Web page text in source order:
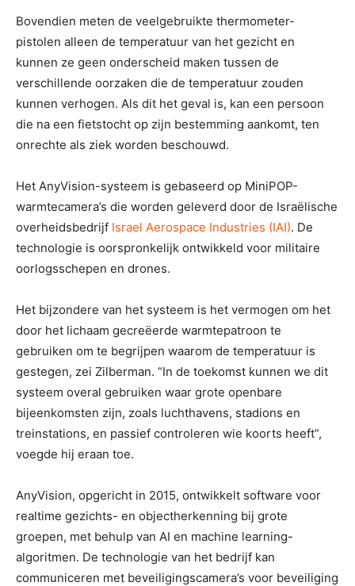
Bovendien meten de veelgebruikte thermometer-
pistolen alleen de temperatuur van het gezicht en
kunnen ze geen onderscheid maken tussen de
verschillende oorzaken die de temperatuur zouden
kunnen verhogen. Als dit het geval is, kan een persoon
die na een fietstocht op zijn bestemming aankomt, ten
onrechte als ziek worden beschouwd.
Het AnyVision-systeem is gebaseerd op MiniPOP-
warmtecamera’s die worden geleverd door de Israëlische
overheidsbedrijf Israel Aerospace Industries (IAI). De
technologie is oorspronkelijk ontwikkeld voor militaire
oorlogsschepen en drones.
Het bijzondere van het systeem is het vermogen om het
door het lichaam gecreëerde warmtepatroon te
gebruiken om te begrijpen waarom de temperatuur is
gestegen, zei Zilberman. “In de toekomst kunnen we dit
systeem overal gebruiken waar grote openbare
bijeenkomsten zijn, zoals luchthavens, stadions en
treinstations, en passief controleren wie koorts heeft”,
voegde hij eraan toe.
AnyVision, opgericht in 2015, ontwikkelt software voor
realtime gezichts- en objectherkenning bij grote
groepen, met behulp van AI en machine learning-
algoritmen. De technologie van het bedrijf kan
communiceren met beveiligingscamera’s voor beveiliging